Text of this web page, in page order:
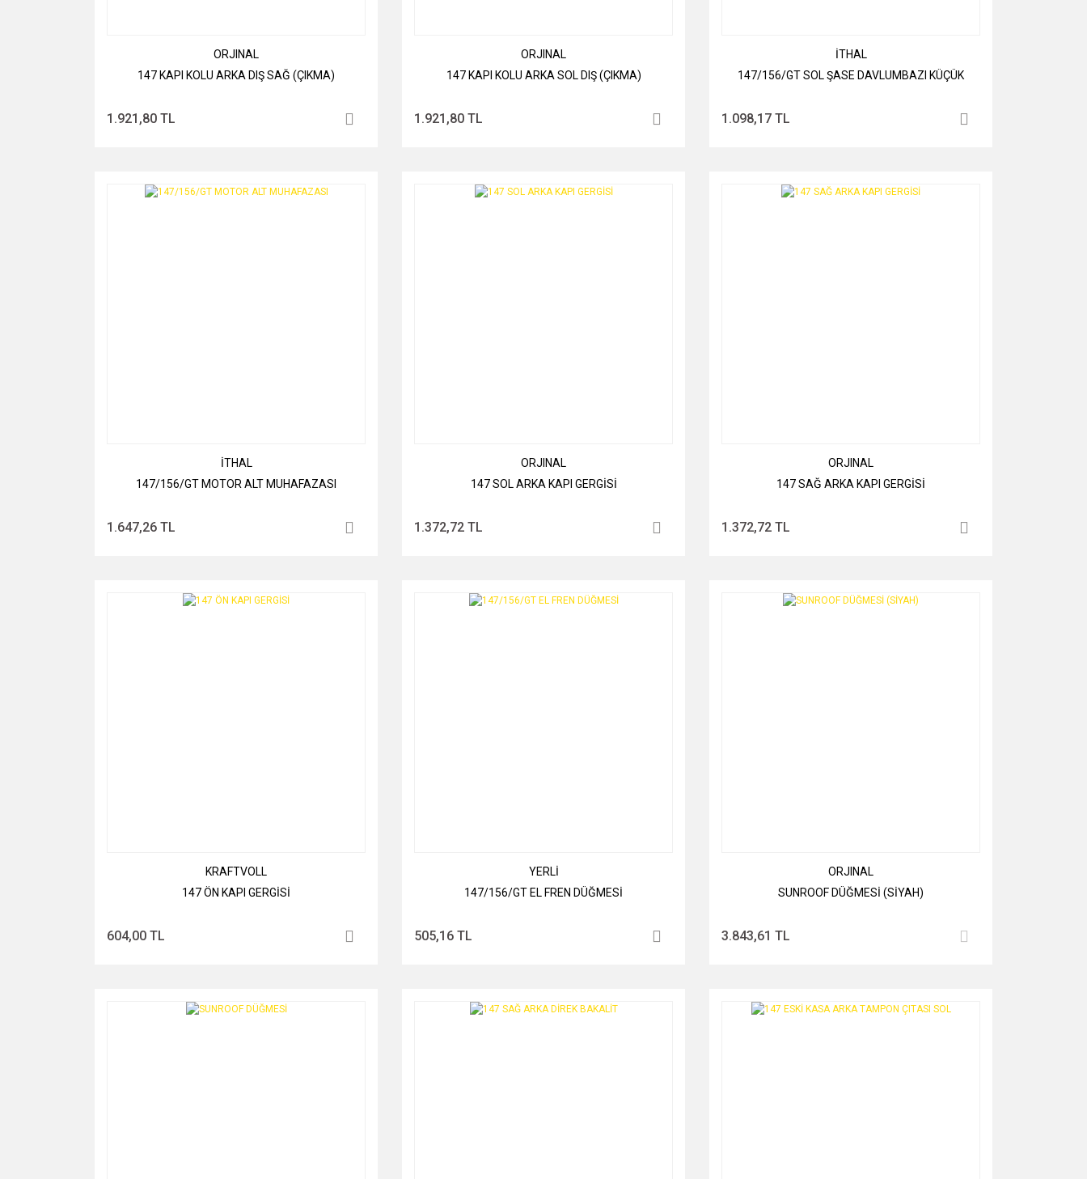
ORJINAL
147 KAPI KOLU ARKA DIŞ SAĞ (ÇIKMA)
1.921,80 TL
ORJINAL
147 KAPI KOLU ARKA SOL DIŞ (ÇIKMA)
1.921,80 TL
İTHAL
147/156/GT SOL ŞASE DAVLUMBAZI KÜÇÜK
1.098,17 TL
İTHAL
147/156/GT MOTOR ALT MUHAFAZASI
1.647,26 TL
ORJINAL
147 SOL ARKA KAPI GERGİSİ
1.372,72 TL
ORJINAL
147 SAĞ ARKA KAPI GERGİSİ
1.372,72 TL
KRAFTVOLL
147 ÖN KAPI GERGİSİ
604,00 TL
YERLİ
147/156/GT EL FREN DÜĞMESİ
505,16 TL
ORJINAL
SUNROOF DÜĞMESİ (SİYAH)
3.843,61 TL